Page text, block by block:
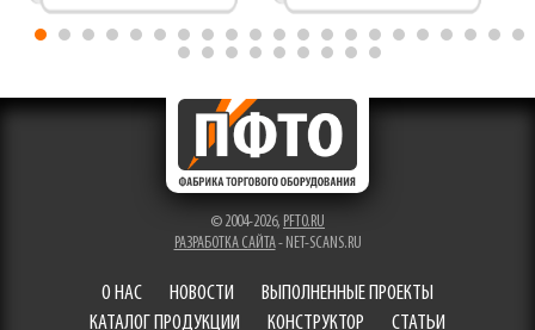
© 2004-2026, PFTO.RU
РАЗРАБОТКА САЙТА- NET-SCANS.RU
О НАС НОВОСТИ
ВЫПОЛНЕННЫЕ ПРОЕКТЫ
КАТАЛОГ ПРОДУКЦИИ
КОНСТРУКТОР СТАТЬИ